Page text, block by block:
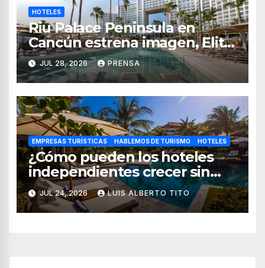
HOTELES
Riu Palace Peninsula en
Cancún estrena imagen, Elite
Club y nuevas opciones de
hospedaje
JUL 28, 2026 PRENSA
EMPRESAS TURÍSTICAS HABLEMOS DE TURISMO HOTELES
¿Cómo pueden los hoteles
independientes crecer sin
perder su esencia?
JUL 24, 2026 LUIS ALBERTO TITO